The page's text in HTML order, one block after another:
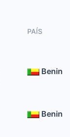
PAÍS
Benin
Benin